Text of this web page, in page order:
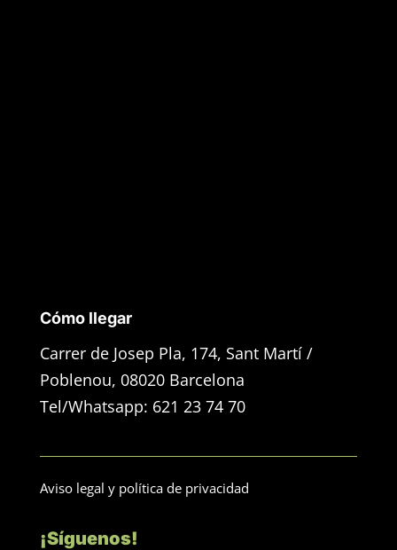
Cómo llegar
Carrer de Josep Pla, 174, Sant Martí /
Poblenou, 08020 Barcelona
Tel/Whatsapp: 621 23 74 70
Aviso legal y política de privacidad
¡Síguenos!